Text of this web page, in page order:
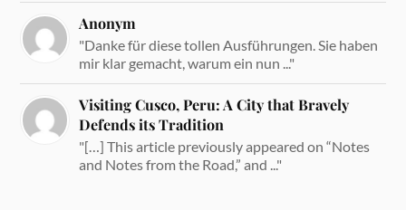
Anonym
"Danke für diese tollen Ausführungen. Sie haben
mir klar gemacht, warum ein nun ..."
Visiting Cusco, Peru: A City that Bravely
Defends its Tradition
"[…] This article previously appeared on “Notes
and Notes from the Road,” and ..."